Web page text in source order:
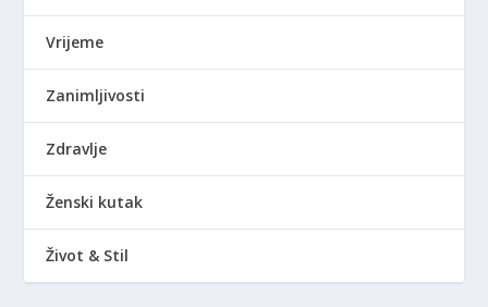
Vrijeme
Zanimljivosti
Zdravlje
Ženski kutak
Život & Stil